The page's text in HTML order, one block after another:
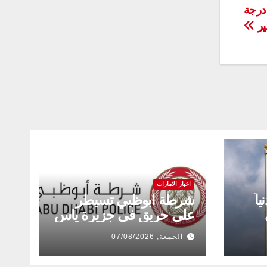
11 مدنياً
اخبار الامارات
شرطة أبوظبي تسيطر
على حريق في جزيرة ياس
الجمعة, 07/08/2026